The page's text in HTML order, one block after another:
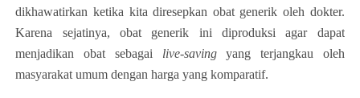
dikhawatirkan ketika kita diresepkan obat generik oleh dokter.
Karena sejatinya, obat generik ini diproduksi agar dapat
menjadikan obat sebagai live-savingyang terjangkau oleh
masyarakat umum dengan harga yang komparatif.